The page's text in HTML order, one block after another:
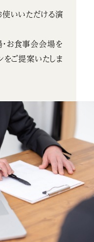
使いいただける演
お食事会会場を
をご提案いたしま